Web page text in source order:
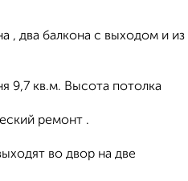
, два балкона с выходом и из
9,7 кв.м. Высота потолка
ремонт .
во двор на две